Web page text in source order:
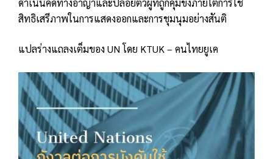
สิทธิเสรีภาพในการแสดงออกและการชุมนุมอย่างสันติ
แปลร่างแถลงเต็มของ UN โดย KTUK – คนไทยยูเค